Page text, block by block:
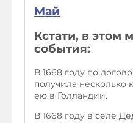
Май
Кстати, в этом
события:
В 1668 году по
получила несколько
ею в Голландии.
В 1668 году в селе